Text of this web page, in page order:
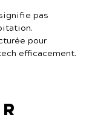
pas
pour
efficacement.